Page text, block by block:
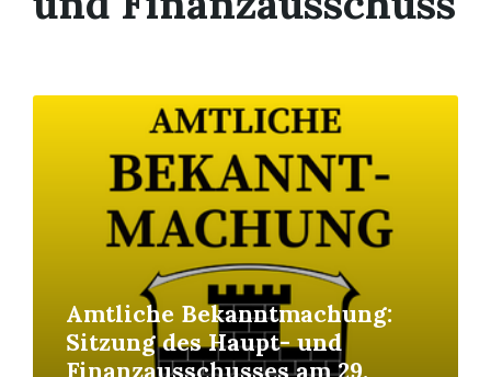
Amtliche Bekanntmachung:
Sitzung des Haupt- und
Finanzausschusses am 29.
Read